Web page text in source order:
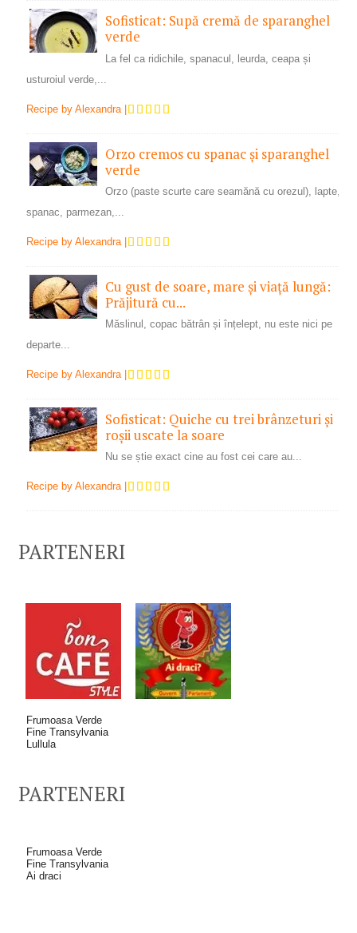
Sofisticat: Supă cremă de sparanghel
verde
La fel ca ridichile, spanacul, leurda, ceapa și
usturoiul verde,...
Recipe by Alexandra|
Orzo cremos cu spanac și sparanghel
verde
Orzo (paste scurte care seamănă cu orezul), lapte,
spanac, parmezan,...
Recipe by Alexandra|
Cu gust de soare, mare și viață lungă:
Prăjitură cu...
Măslinul, copac bătrân și înțelept, nu este nici pe
departe...
Recipe by Alexandra|
Sofisticat: Quiche cu trei brânzeturi și
roșii uscate la soare
Nu se știe exact cine au fost cei care au...
Recipe by Alexandra|
PARTENERI
Frumoasa Verde
Fine Transylvania
Lullula
PARTENERI
Frumoasa Verde
Fine Transylvania
Ai draci